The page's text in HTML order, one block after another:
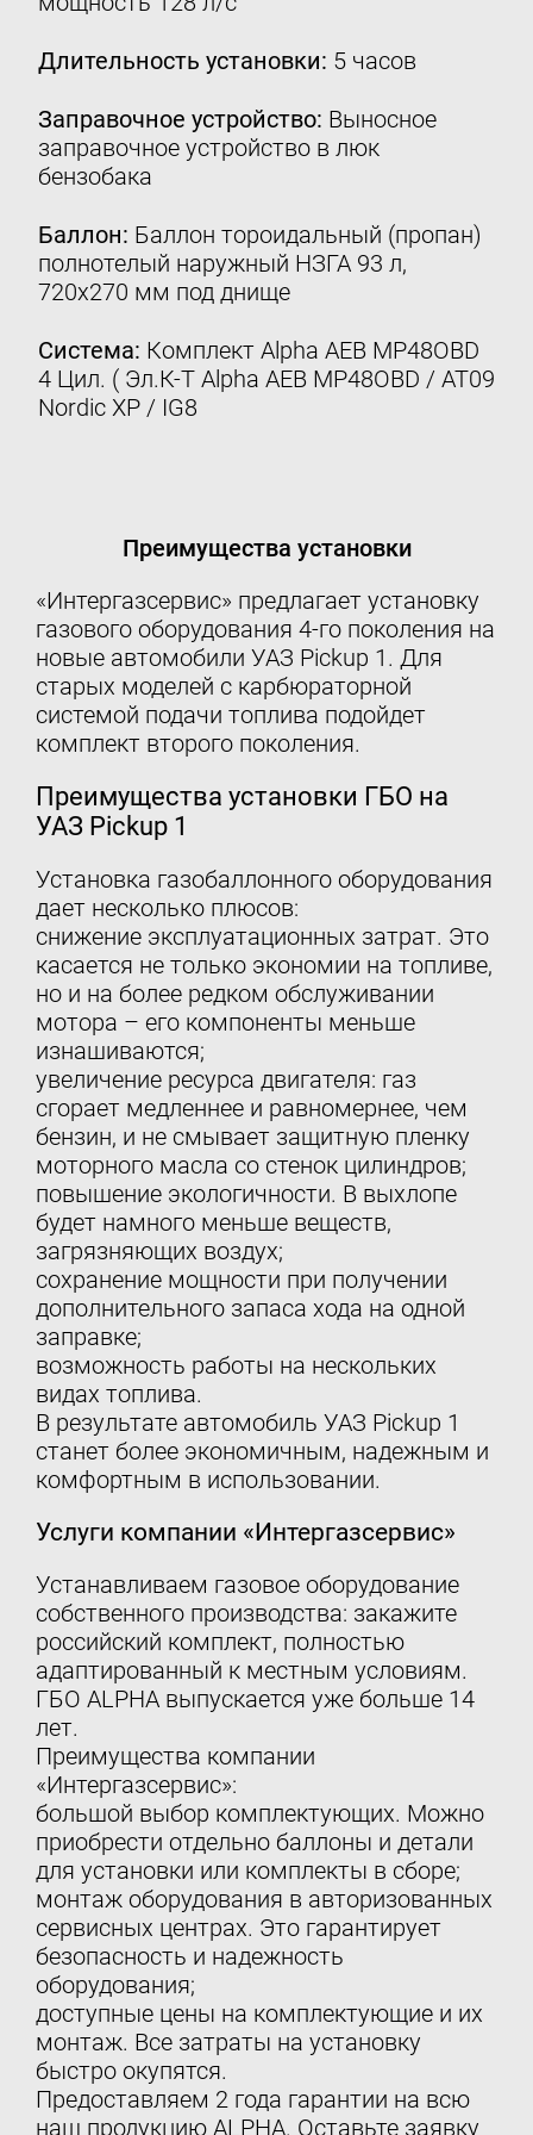
8 (800) 777-08-01
info@intergasservice.ru
Оставить отзыв
Подпишитесь на нашу рассылку:
Email
Длительность установки: 5 часов
Заправочное устройство: Выносное
заправочное устройство в люк
бензобака
Баллон: Баллон тороидальный (пропан)
полнотелый наружный НЗГА 93 л,
720х270 мм под днище
Система: Комплект Alpha AEB MP48OBD
4 Цил. ( Эл.К-Т Alpha AEB MP48OBD / AT09
Nordic XP / IG8
Преимущества установки
«Интергазсервис» предлагает установку
газового оборудования 4-го поколения на
новые автомобили УАЗ Pickup 1. Для
старых моделей с карбюраторной
системой подачи топлива подойдет
комплект второго поколения.
Преимущества установки ГБО на
УАЗ Pickup 1
Установка газобаллонного оборудования
дает несколько плюсов:
снижение эксплуатационных затрат. Это
касается не только экономии на топливе,
но и на более редком обслуживании
мотора – его компоненты меньше
изнашиваются;
увеличение ресурса двигателя: газ
сгорает медленнее и равномернее, чем
бензин, и не смывает защитную пленку
моторного масла со стенок цилиндров;
повышение экологичности. В выхлопе
будет намного меньше веществ,
загрязняющих воздух;
сохранение мощности при получении
дополнительного запаса хода на одной
заправке;
возможность работы на нескольких
видах топлива.
В результате автомобиль УАЗ Pickup 1
станет более экономичным, надежным и
комфортным в использовании.
Услуги компании «Интергазсервис»
Устанавливаем газовое оборудование
собственного производства: закажите
российский комплект, полностью
адаптированный к местным условиям.
ГБО ALPHA выпускается уже больше 14
лет.
Преимущества компании
«Интергазсервис»:
большой выбор комплектующих. Можно
приобрести отдельно баллоны и детали
для установки или комплекты в сборе;
монтаж оборудования в авторизованных
сервисных центрах. Это гарантирует
безопасность и надежность
оборудования;
доступные цены на комплектующие и их
монтаж. Все затраты на установку
быстро окупятся.
Предоставляем 2 года гарантии на всю
наш продукцию ALPHA. Оставьте заявку